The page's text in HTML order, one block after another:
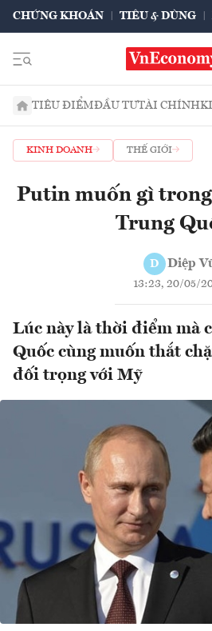
CHỨNG KHOÁN TIÊU & DÙNG
TIÊU ĐIỂMĐẦU TƯTÀI CHÍNH
KINH DOANH THẾ GIỚI
Putin muốn gì
Trung
D Diệp
13:23, 20/05/
Lúc này là thời điểm mà
Quốc cùng muốn thắt
đối trọng với Mỹ